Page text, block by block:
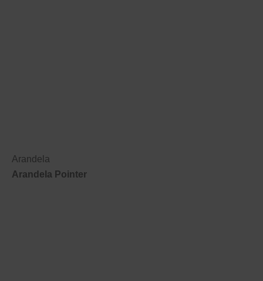
Arandela
Arandela Pointer